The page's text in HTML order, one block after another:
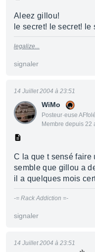
Aleez gillou!
le secret! le secret! le
legalize...
signaler
WiMo
Posteur·euse
Membre depuis 22
14 Juillet 2004 à 23:51
C la que t sensé faire
semble que gillou a
il a quelques mois
-= Rack Addiction =-
signaler
14 Juillet 2004 à 23:51